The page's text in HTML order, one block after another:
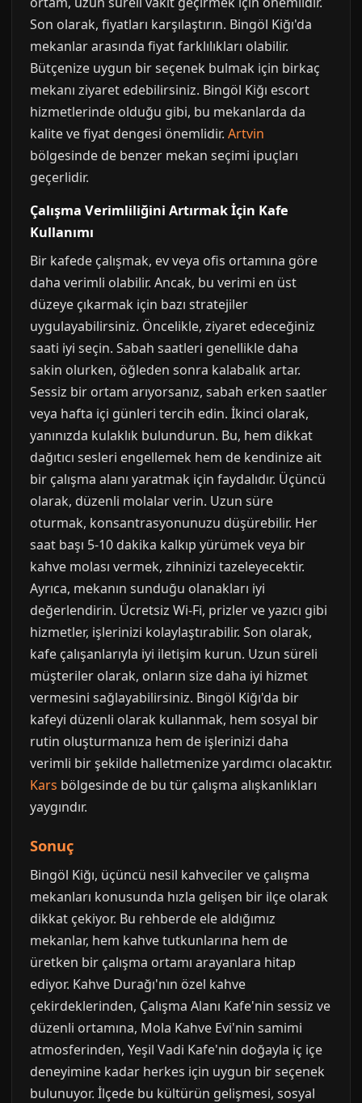
Son olarak, fiyatları karşılaştırın. Bingöl Kiğı'da
mekanlar arasında fiyat farklılıkları olabilir.
Bütçenize uygun bir seçenek bulmak için birkaç
mekanı ziyaret edebilirsiniz. Bingöl Kiğı escort
hizmetlerinde olduğu gibi, bu mekanlarda da
kalite ve fiyat dengesi önemlidir. Artvin
bölgesinde de benzer mekan seçimi ipuçları
geçerlidir.
Çalışma Verimliliğini Artırmak İçin Kafe
Kullanımı
Bir kafede çalışmak, ev veya ofis ortamına göre
daha verimli olabilir. Ancak, bu verimi en üst
düzeye çıkarmak için bazı stratejiler
uygulayabilirsiniz. Öncelikle, ziyaret edeceğiniz
saati iyi seçin. Sabah saatleri genellikle daha
sakin olurken, öğleden sonra kalabalık artar.
Sessiz bir ortam arıyorsanız, sabah erken saatler
veya hafta içi günleri tercih edin. İkinci olarak,
yanınızda kulaklık bulundurun. Bu, hem dikkat
dağıtıcı sesleri engellemek hem de kendinize ait
bir çalışma alanı yaratmak için faydalıdır. Üçüncü
olarak, düzenli molalar verin. Uzun süre
oturmak, konsantrasyonunuzu düşürebilir. Her
saat başı 5-10 dakika kalkıp yürümek veya bir
kahve molası vermek, zihninizi tazeleyecektir.
Ayrıca, mekanın sunduğu olanakları iyi
değerlendirin. Ücretsiz Wi-Fi, prizler ve yazıcı gibi
hizmetler, işlerinizi kolaylaştırabilir. Son olarak,
kafe çalışanlarıyla iyi iletişim kurun. Uzun süreli
müşteriler olarak, onların size daha iyi hizmet
vermesini sağlayabilirsiniz. Bingöl Kiğı'da bir
kafeyi düzenli olarak kullanmak, hem sosyal bir
rutin oluşturmanıza hem de işlerinizi daha
verimli bir şekilde halletmenize yardımcı olacaktır.
Kars bölgesinde de bu tür çalışma alışkanlıkları
yaygındır.
Sonuç
Bingöl Kiğı, üçüncü nesil kahveciler ve çalışma
mekanları konusunda hızla gelişen bir ilçe olarak
dikkat çekiyor. Bu rehberde ele aldığımız
mekanlar, hem kahve tutkunlarına hem de
üretken bir çalışma ortamı arayanlara hitap
ediyor. Kahve Durağı'nın özel kahve
çekirdeklerinden, Çalışma Alanı Kafe'nin sessiz ve
düzenli ortamına, Mola Kahve Evi'nin samimi
atmosferinden, Yeşil Vadi Kafe'nin doğayla iç içe
deneyimine kadar herkes için uygun bir seçenek
bulunuyor. İlçede bu kültürün gelişmesi, sosyal